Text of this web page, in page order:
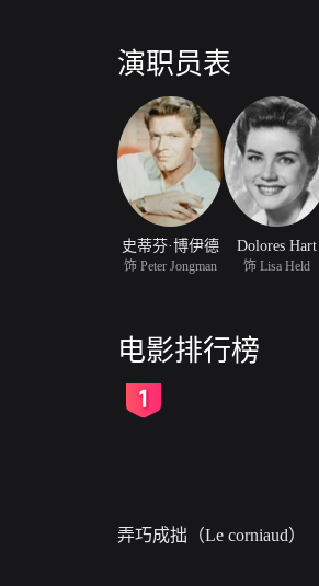
演职员表
史蒂芬·博伊德
饰 Peter Jongman
Dolores Hart
饰 Lisa Held
电影排行榜
弄巧成拙（Le corniaud）